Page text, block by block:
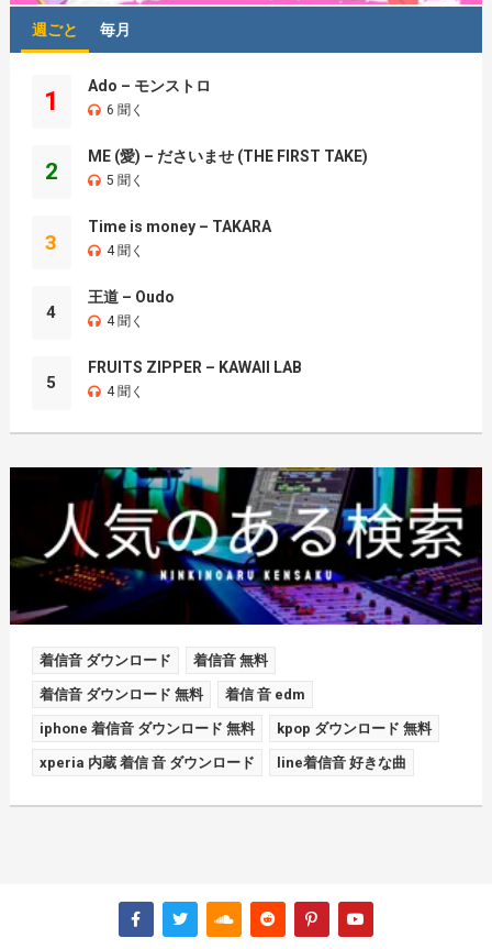
週ごと 毎月
1
Ado – モンストロ
6 聞く
2
ME (愛) – ださいませ (THE FIRST TAKE)
5 聞く
3
Time is money – TAKARA
4 聞く
4
王道 – Oudo
4 聞く
5
FRUITS ZIPPER – KAWAII LAB
4 聞く
着信音 ダウンロード 着信音 無料
着信音 ダウンロード 無料 着信 音 edm
iphone 着信音 ダウンロード 無料 kpop ダウンロード 無料
xperia 内蔵 着信 音 ダウンロード line着信音 好きな曲